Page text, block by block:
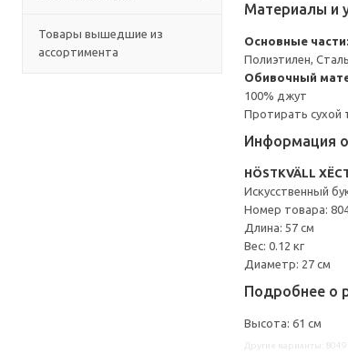
Товары вышедшие из
ассортимента
Материалы и
Основные части:
Полиэтилен,
Обивочный
100% джут
Протирать сухой
Информация
HÖSTKVÄLL
Искусственный
Номер товара:
Длина: 57 см
Вес: 0.12 кг
Диаметр: 27 см
Подробнее о
Высота: 61 см